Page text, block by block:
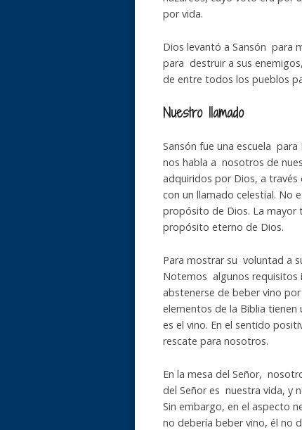
por vida.
Dios levantó a Sansón para
para destruir a sus
de entre todos los pueblos
Nuestro llamado
Sansón fue una escuela
nos habla a nosotros de
adquiridos por Dios, a través
con un llamado celestial. No
propósito de Dios. La mayor
propósito eterno de Dios.
Para mostrar su voluntad a
Notemos algunos requisitos
abstenerse de beber vino
elementos de la Biblia
es el vino. En el sentido
rescate para nosotros.
En la mesa del Señor,
del Señor es nuestra vida, y
Sin embargo, en el aspecto
no debería beber vino, él no